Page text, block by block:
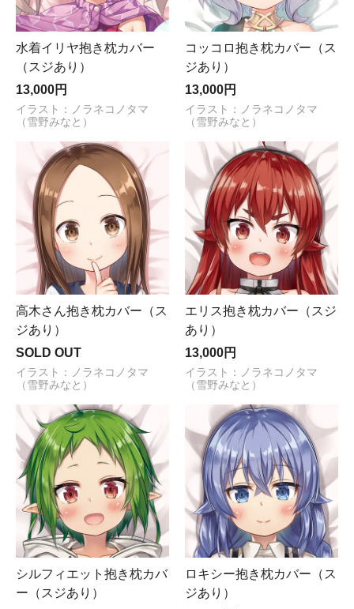
水着イリヤ抱き枕カバー
（スジあり）
13,000円
イラスト：ノラネコノタマ
（雪野みなと）
コッコロ抱き枕カバー（ス
ジあり）
13,000円
イラスト：ノラネコノタマ
（雪野みなと）
高木さん抱き枕カバー（ス
ジあり）
SOLD OUT
イラスト：ノラネコノタマ
（雪野みなと）
エリス抱き枕カバー（スジ
あり）
13,000円
イラスト：ノラネコノタマ
（雪野みなと）
シルフィエット抱き枕カバ
ー（スジあり）
ロキシー抱き枕カバー（ス
ジあり）